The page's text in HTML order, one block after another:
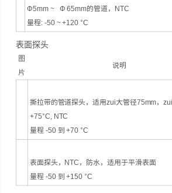
Φ5mm ~ Φ 65mm的管道，NTC
量程: -50 ~ +120 °C
表面探头
图
片
说明
撕拉带的管道探头，适用zui大管径75mm，zui
+75°C, NTC
量程 -50 到 +70 °C
表面探头，NTC，防水，适用于平滑表面
量程 -50 到 +150 °C